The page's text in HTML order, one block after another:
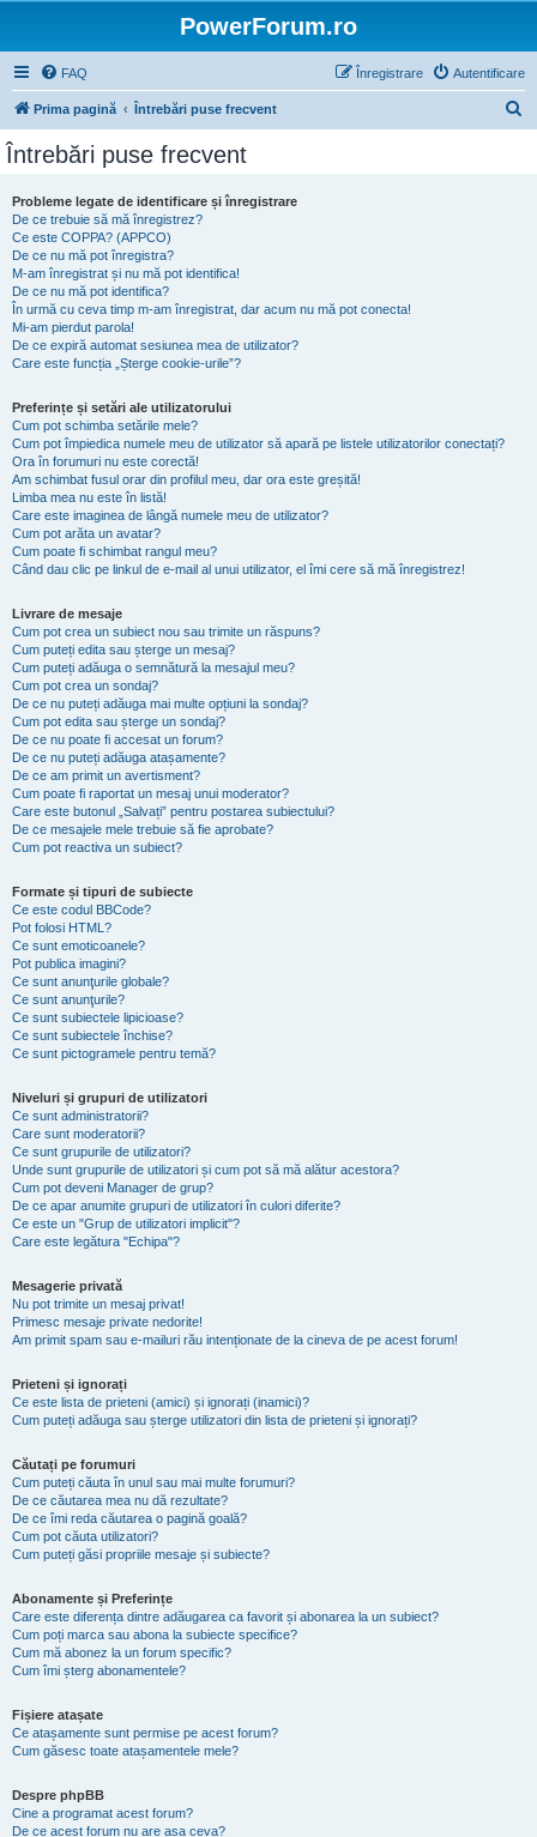
PowerForum.ro
FAQ Autentificare
Înregistrare
Prima pagină Întrebări puse frecvent
Întrebări puse frecvent
Probleme legate de identificare și înregistrare
De ce trebuie să mă înregistrez?
Ce este COPPA? (APPCO)
De ce nu mă pot înregistra?
M-am înregistrat și nu mă pot identifica!
De ce nu mă pot identifica?
În urmă cu ceva timp m-am înregistrat, dar acum nu mă pot conecta!
Mi-am pierdut parola!
De ce expiră automat sesiunea mea de utilizator?
Care este funcția „Șterge cookie-urile”?
Preferințe și setări ale utilizatorului
Cum pot schimba setările mele?
Cum pot împiedica numele meu de utilizator să apară pe listele utilizatorilor conectați?
Ora în forumuri nu este corectă!
Am schimbat fusul orar din profilul meu, dar ora este greșită!
Limba mea nu este în listă!
Care este imaginea de lângă numele meu de utilizator?
Cum pot arăta un avatar?
Cum poate fi schimbat rangul meu?
Când dau clic pe linkul de e-mail al unui utilizator, el îmi cere să mă înregistrez!
Livrare de mesaje
Cum pot crea un subiect nou sau trimite un răspuns?
Cum puteți edita sau șterge un mesaj?
Cum puteți adăuga o semnătură la mesajul meu?
Cum pot crea un sondaj?
De ce nu puteți adăuga mai multe opțiuni la sondaj?
Cum pot edita sau șterge un sondaj?
De ce nu poate fi accesat un forum?
De ce nu puteți adăuga atașamente?
De ce am primit un avertisment?
Cum poate fi raportat un mesaj unui moderator?
Care este butonul „Salvați” pentru postarea subiectului?
De ce mesajele mele trebuie să fie aprobate?
Cum pot reactiva un subiect?
Formate și tipuri de subiecte
Ce este codul BBCode?
Pot folosi HTML?
Ce sunt emoticoanele?
Pot publica imagini?
Ce sunt anunţurile globale?
Ce sunt anunţurile?
Ce sunt subiectele lipicioase?
Ce sunt subiectele închise?
Ce sunt pictogramele pentru temă?
Niveluri și grupuri de utilizatori
Ce sunt administratorii?
Care sunt moderatorii?
Ce sunt grupurile de utilizatori?
Unde sunt grupurile de utilizatori și cum pot să mă alătur acestora?
Cum pot deveni Manager de grup?
De ce apar anumite grupuri de utilizatori în culori diferite?
Ce este un "Grup de utilizatori implicit"?
Care este legătura "Echipa"?
Mesagerie privată
Nu pot trimite un mesaj privat!
Primesc mesaje private nedorite!
Am primit spam sau e-mailuri rău intenționate de la cineva de pe acest forum!
Prieteni și ignorați
Ce este lista de prieteni (amici) și ignorați (inamici)?
Cum puteți adăuga sau șterge utilizatori din lista de prieteni și ignorați?
Căutați pe forumuri
Cum puteți căuta în unul sau mai multe forumuri?
De ce căutarea mea nu dă rezultate?
De ce îmi reda căutarea o pagină goală?
Cum pot căuta utilizatori?
Cum puteți găsi propriile mesaje și subiecte?
Abonamente și Preferințe
Care este diferența dintre adăugarea ca favorit și abonarea la un subiect?
Cum poți marca sau abona la subiecte specifice?
Cum mă abonez la un forum specific?
Cum îmi șterg abonamentele?
Fișiere atașate
Ce atașamente sunt permise pe acest forum?
Cum găsesc toate atașamentele mele?
Despre phpBB
Cine a programat acest forum?
De ce acest forum nu are așa ceva?